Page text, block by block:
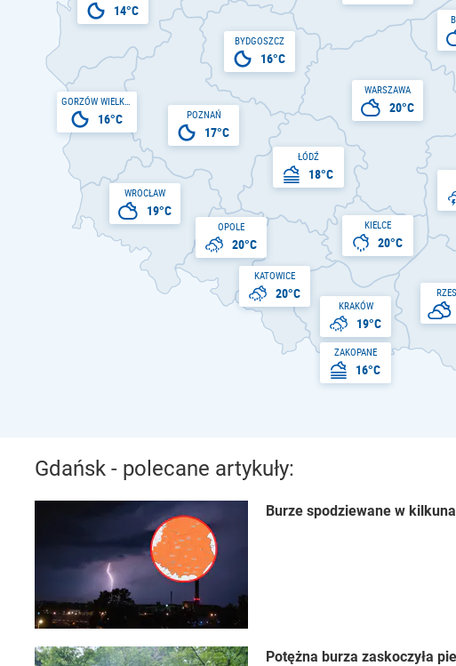
BYDGOSZCZ
16°C
16°C
KATOWICE
20°C
KIELCE
20°C
KRAKÓW
19°C
ŁÓDŹ
18°C
OPOLE
20°C
POZNAŃ
17°C
14°C
WARSZAWA
20°C
WROCŁAW
19°C
ZAKOPANE
16°C
Gdańsk - polecane artykuły:
Burze spodziewane w
Potężna burza zaskoczyła